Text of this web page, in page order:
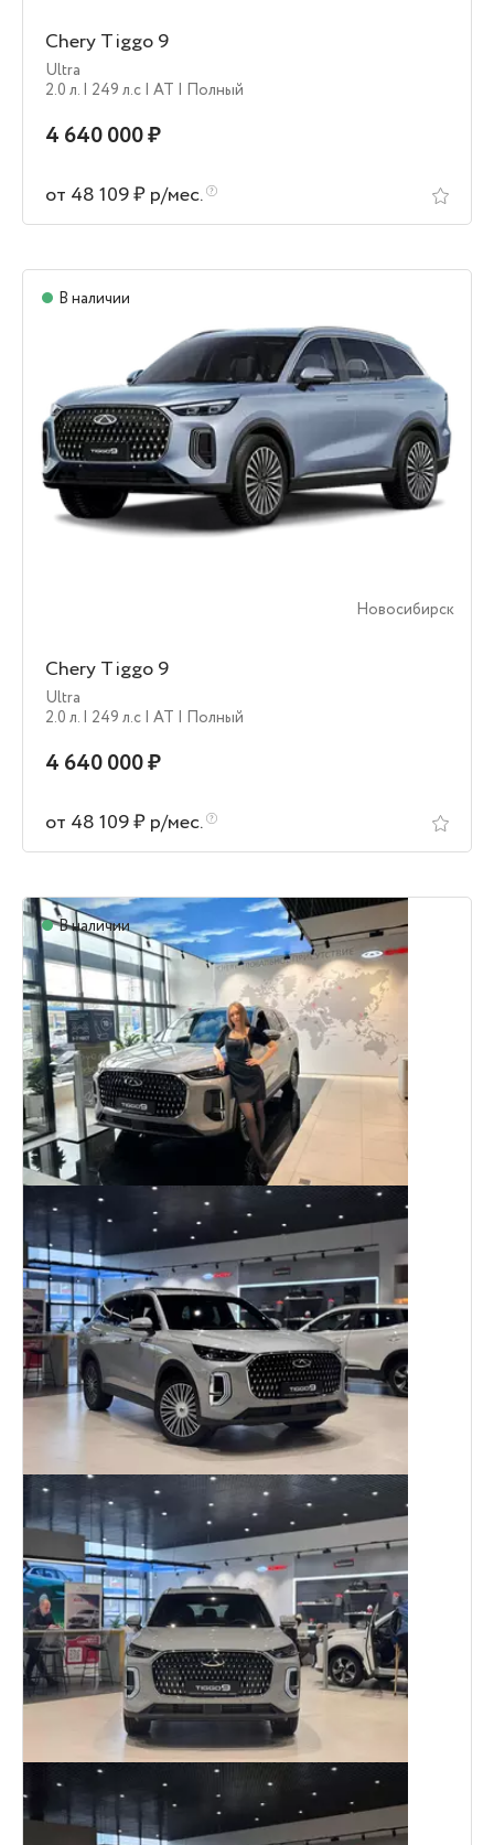
Chery Tiggo 9
Ultra
2.0 л. | 249 л.c | AT | Полный
4 640 000 ₽
от 48 109 ₽ р/мес.
В наличии
Новосибирск
Chery Tiggo 9
Ultra
2.0 л. | 249 л.c | AT | Полный
4 640 000 ₽
от 48 109 ₽ р/мес.
В наличии